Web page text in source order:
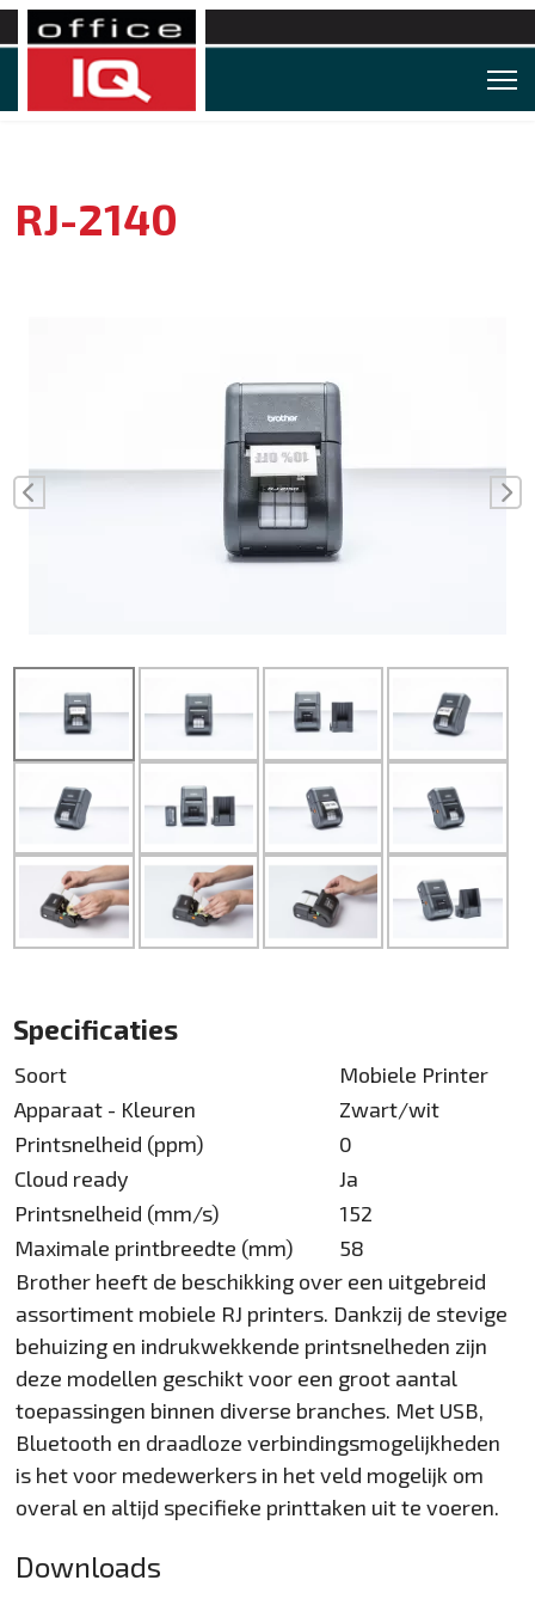
RJ-2140
Specificaties
Soort
Mobiele Printer
Apparaat - Kleuren
Zwart/wit
Printsnelheid (ppm)
0
Cloud ready
Ja
Printsnelheid (mm/s)
152
Maximale printbreedte (mm)
58
Brother heeft de beschikking over een uitgebreid
assortiment mobiele RJ printers. Dankzij de stevige
behuizing en indrukwekkende printsnelheden zijn
deze modellen geschikt voor een groot aantal
toepassingen binnen diverse branches. Met USB,
Bluetooth en draadloze verbindingsmogelijkheden
is het voor medewerkers in het veld mogelijk om
overal en altijd specifieke printtaken uit te voeren.
Downloads